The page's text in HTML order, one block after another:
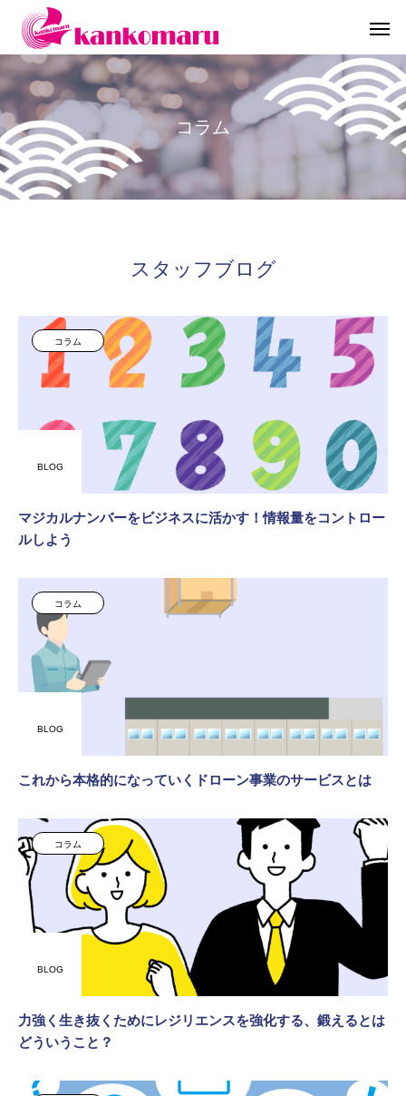
コラ ム
スタッフブログ
コラム
BLOG
マジカルナンバーをビジネスに活かす！情報量をコントロー
ルしよう
コラム
BLOG
これから本格的になっていくドローン事業のサービスとは
コラム
BLOG
力強く生き抜くためにレジリエンスを強化する、鍛えるとは
どういうこと？